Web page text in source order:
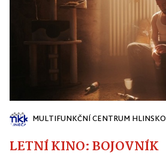
MULTIFUNKČNÍ CENTRUM HLINSKO
LETNÍ KINO: BOJOVNÍK